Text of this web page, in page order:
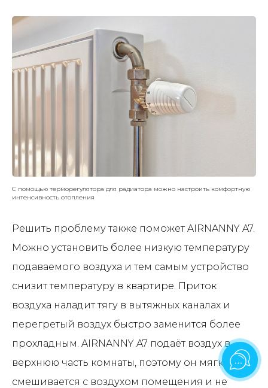
С помощью терморегулятора для радиатора можно настроить комфортную
интенсивность отопления
Решить проблему также поможет AIRNANNY A7.
Можно установить более низкую температуру
подаваемого воздуха и тем самым устройство
снизит температуру в квартире. Приток
воздуха наладит тягу в вытяжных каналах и
перегретый воздух быстро заменится более
прохладным. AIRNANNY A7 подаёт воздух в
верхнюю часть комнаты, поэтому он мягко
смешивается с воздухом помещения и не